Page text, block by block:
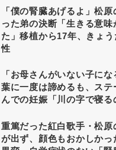
「僕の腎臓あげるよ」松
った弟の決断「生きる意味
た」移植から17年、きょ
性
「お母さんがいない子に
葉に一度は諦めるも、ステ
んでの妊娠「川の字で寝る
重篤だった紅白歌手・松原
が出ず、顔色もおかしかっ